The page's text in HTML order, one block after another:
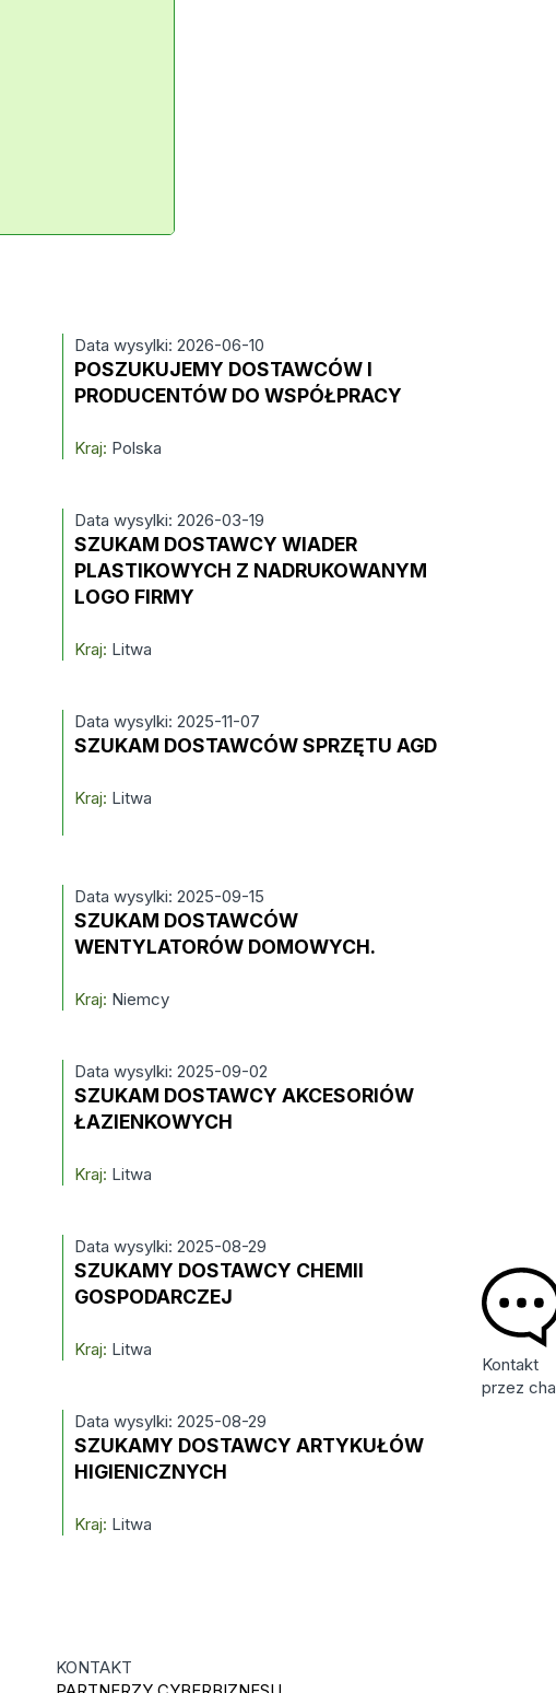
Data wysylki: 2026-06-10
POSZUKUJEMY DOSTAWCÓW I
PRODUCENTÓW DO WSPÓŁPRACY
Kraj: Polska
Data wysylki: 2026-03-19
SZUKAM DOSTAWCY WIADER
PLASTIKOWYCH Z NADRUKOWANYM
LOGO FIRMY
Kraj: Litwa
Data wysylki: 2025-11-07
SZUKAM DOSTAWCÓW SPRZĘTU AGD
Kraj: Litwa
Data wysylki: 2025-09-15
SZUKAM DOSTAWCÓW
WENTYLATORÓW DOMOWYCH.
Kraj: Niemcy
Data wysylki: 2025-09-02
SZUKAM DOSTAWCY AKCESORIÓW
ŁAZIENKOWYCH
Kraj: Litwa
Data wysylki: 2025-08-29
SZUKAMY DOSTAWCY CHEMII
GOSPODARCZEJ
Kraj: Litwa
Data wysylki: 2025-08-29
SZUKAMY DOSTAWCY ARTYKUŁÓW
HIGIENICZNYCH
Kraj: Litwa
Kontakt
przez
KONTAKT